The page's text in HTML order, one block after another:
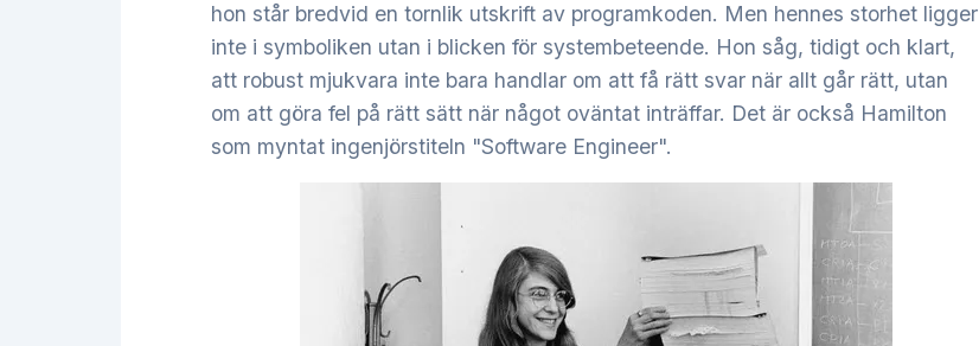
hon står bredvid en tornlik utskrift av programkoden. Men hennes storhet ligger
inte i symboliken utan i blicken för systembeteende. Hon såg, tidigt och klart,
att robust mjukvara inte bara handlar om att få rätt svar när allt går rätt, utan
om att göra fel på rätt sätt när något oväntat inträffar. Det är också Hamilton
som myntat ingenjörstiteln "Software Engineer".